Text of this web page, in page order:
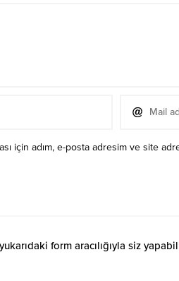
için adım, e-posta adresim ve site
form aracılığıyla siz